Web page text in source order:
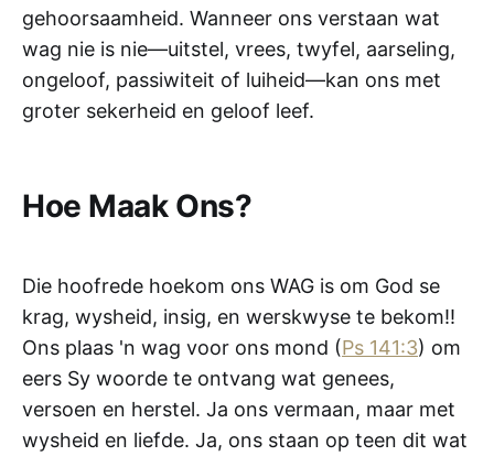
gehoorsaamheid. Wanneer ons verstaan wat
wag nie is nie—uitstel, vrees, twyfel, aarseling,
ongeloof, passiwiteit of luiheid—kan ons met
groter sekerheid en geloof leef.
Hoe Maak Ons?
Die hoofrede hoekom ons WAG is om God se
krag, wysheid, insig, en werskwyse te bekom!!
Ons plaas 'n wag voor ons mond (Ps 141:3) om
eers Sy woorde te ontvang wat genees,
versoen en herstel. Ja ons vermaan, maar met
wysheid en liefde. Ja, ons staan op teen dit wat